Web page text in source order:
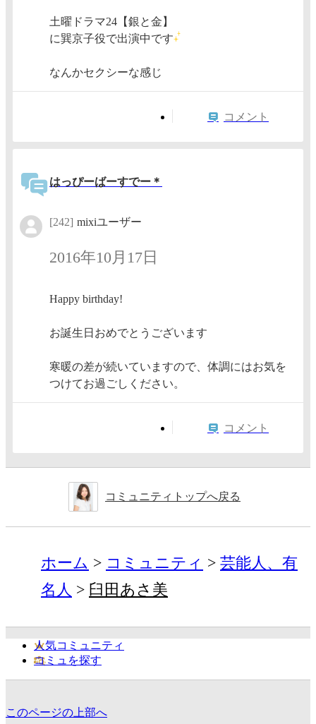
土曜ドラマ24【銀と金】
に巽京子役で出演中です
なんかセクシーな感じ
コメント
はっぴーばーすでー＊
[242] mixiユーザー
2016年10月17日
Happy birthday!
お誕生日おめでとうございます
寒暖の差が続いていますので、体調にはお気を
つけてお過ごしください。
コメント
コミュニティトップへ戻る
ホーム コミュニティ
芸能人、有
名人
臼田あさ美
人気コミュニティ
コミュを探す
このページの上部へ